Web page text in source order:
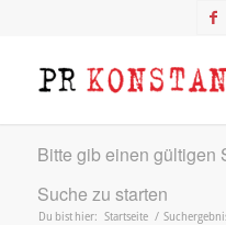
Bitte gib einen gültigen
Suche zu starten
Du bist hier: Startseite /